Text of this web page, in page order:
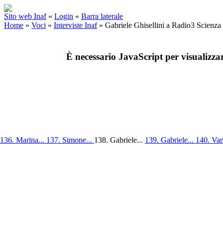
Sito web Inaf « Login « Barra laterale
Home » Voci » Interviste Inaf» Gabriele Ghisellini a Radio3
È necessario JavaScript per
136. Marina... 137. Simone... 138. Gabriele... 139. Gabriele... 140.